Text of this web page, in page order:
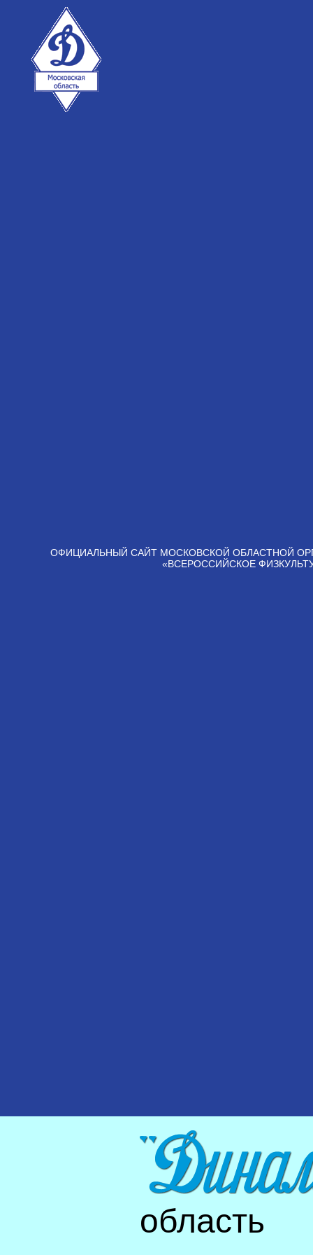
ОФИЦИАЛЬНЫЙ САЙТ МОСКОВСКОЙ ОБЛАСТНОЙ
«ВСЕРОССИЙСКОЕ
область